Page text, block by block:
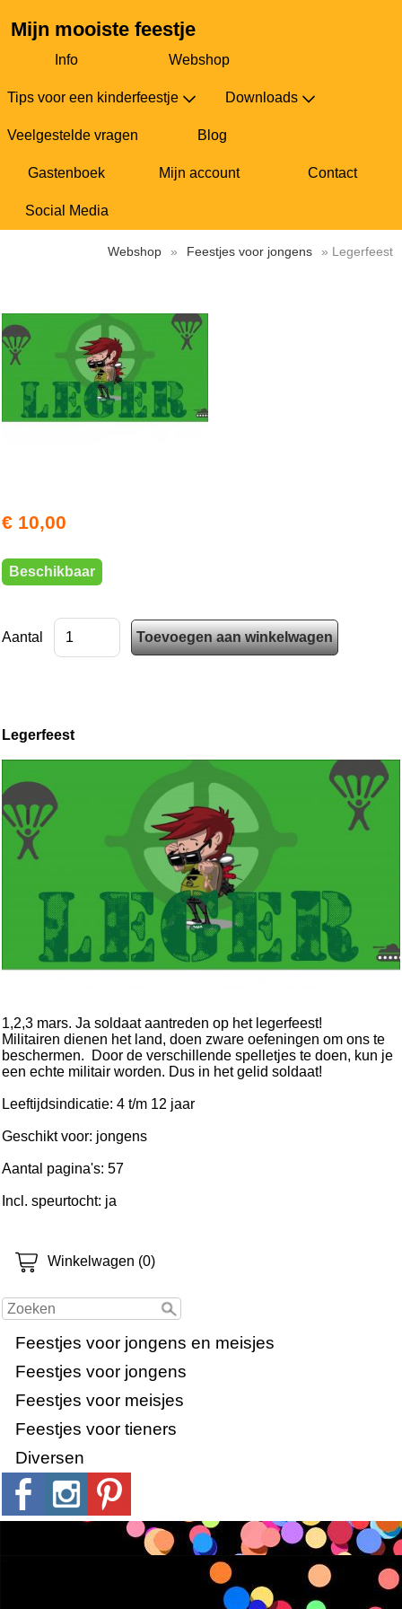
Mijn mooiste feestje
Info Webshop
Tips voor een kinderfeestje Downloads
Veelgestelde vragen Blog
Gastenboek Mijn account Contact
Social Media
Winkelwagen (0)
Feestjes voor jongens en meisjes
Feestjes voor jongens
Feestjes voor meisjes
Feestjes voor tieners
Diversen
Webshop » Feestjes voor jongens » Legerfeest
€ 10,00
Beschikbaar
Aantal
Legerfeest
1,2,3 mars. Ja soldaat aantreden op het legerfeest!
Militairen dienen het land, doen zware oefeningen om ons te
beschermen.
Door de verschillende spelletjes te doen, kun je
een echte militair worden. Dus in het gelid soldaat!
Leeftijdsindicatie: 4 t/m 12 jaar
Geschikt voor: jongens
Aantal pagina's: 57
Incl. speurtocht: ja